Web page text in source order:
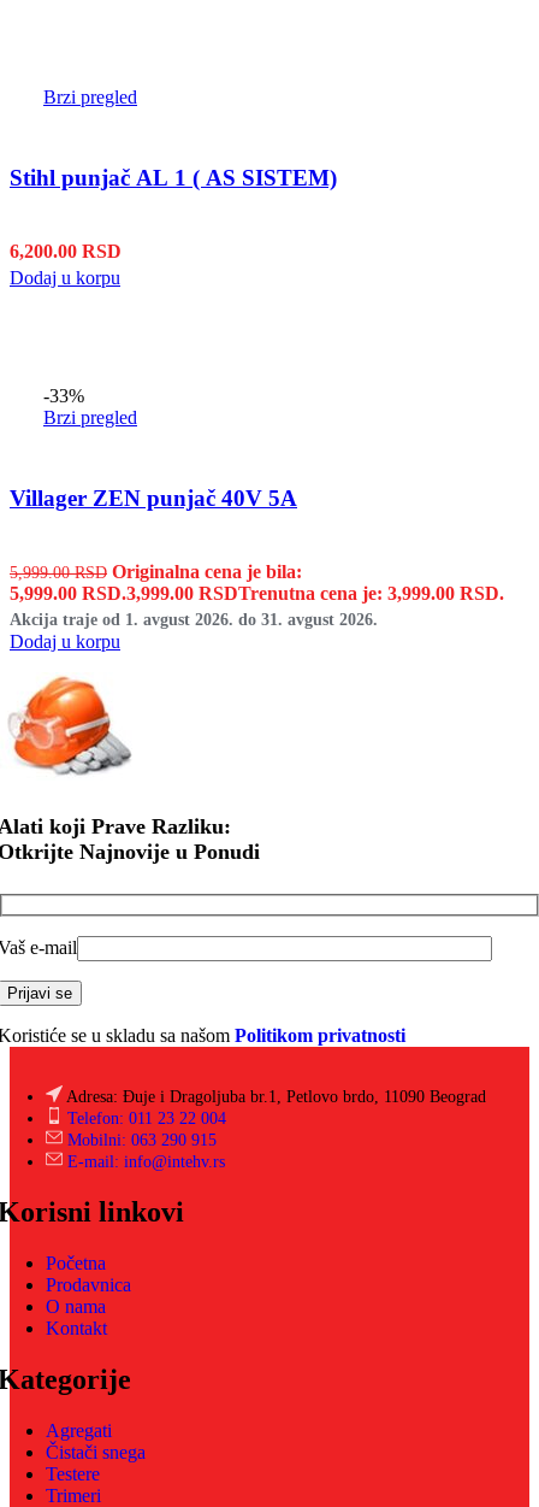
Brzi pregled
Stihl punjač AL 1 ( AS SISTEM)
6,200.00 RSD
Dodaj u korpu
-33%
Brzi pregled
Villager ZEN punjač 40V 5A
5,999.00RSD Originalna cena je bila:
5,999.00 RSD.3,999.00 RSDTrenutna cena je: 3,999.00 RSD.
Akcija traje od 1. avgust 2026. do 31. avgust 2026.
Dodaj u korpu
koji Prave Razliku:
Najnovije u Ponudi
e-mail
se u skladu sa našom Politikom privatnosti
Adresa: Đuje i Dragoljuba br.1, Petlovo brdo, 11090 Beograd
Telefon: 011 23 22 004
Mobilni: 063 290 915
E-mail: info@intehv.rs
linkovi
Početna
Prodavnica
O nama
Kontakt
Agregati
Čistači snega
Testere
Trimeri